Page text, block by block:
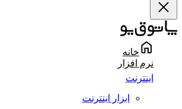
خانه
نرم افزار
اینترنت
ابزار اینترنت